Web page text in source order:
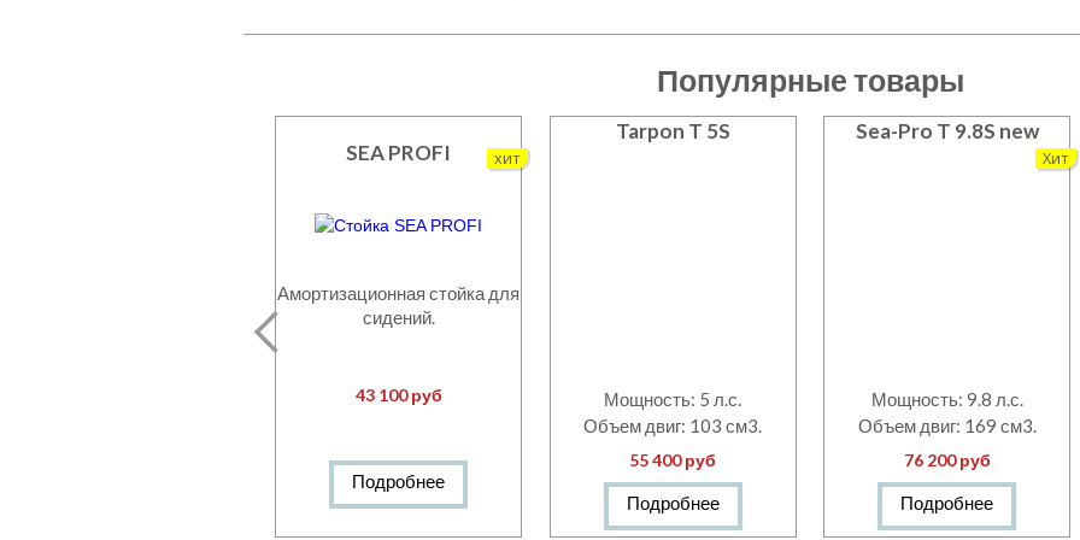
Популярные товары
SEA PROFI
Амортизационная стойка для
сидений.
43 100 руб
хит
Подробнее
Tarpon T 5S
Мощность: 5 л.с.
Объем двиг: 103 см3.
55 400 руб
Подробнее
Sea-Pro T 9.8S new
Мощность: 9.8 л.с.
Объем двиг: 169 см3.
76 200 руб
Подробнее
Хит